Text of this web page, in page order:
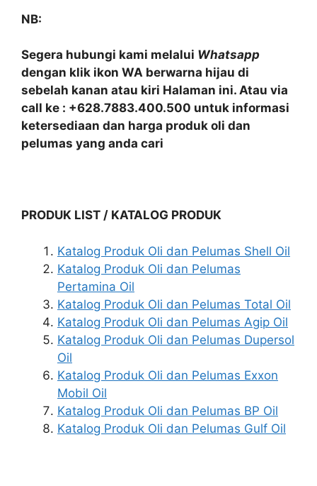
NB:
Segera hubungi kami melalui Whatsapp
dengan klik ikon WA berwarna hijau di
sebelah kanan atau kiri Halaman ini. Atau via
call ke : +628.7883.400.500 untuk informasi
ketersediaan dan harga produk oli dan
pelumas yang anda cari
PRODUK LIST / KATALOG PRODUK
Katalog Produk Oli dan Pelumas Shell Oil
Katalog Produk Oli dan Pelumas
Pertamina Oil
Katalog Produk Oli dan Pelumas Total Oil
Katalog Produk Oli dan Pelumas Agip Oil
Katalog Produk Oli dan Pelumas Dupersol
Oil
Katalog Produk Oli dan Pelumas Exxon
Mobil Oil
Katalog Produk Oli dan Pelumas BP Oil
Katalog Produk Oli dan Pelumas Gulf Oil